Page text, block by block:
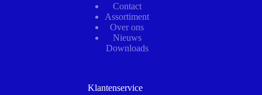
Contact
Assortiment
Over ons
Nieuws
Downloads
Klantenservice